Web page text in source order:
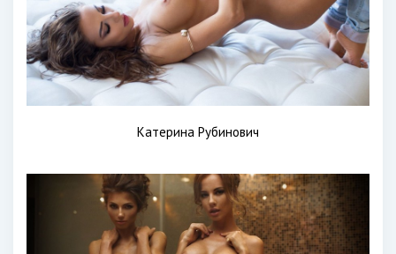
Катерина Рубинович